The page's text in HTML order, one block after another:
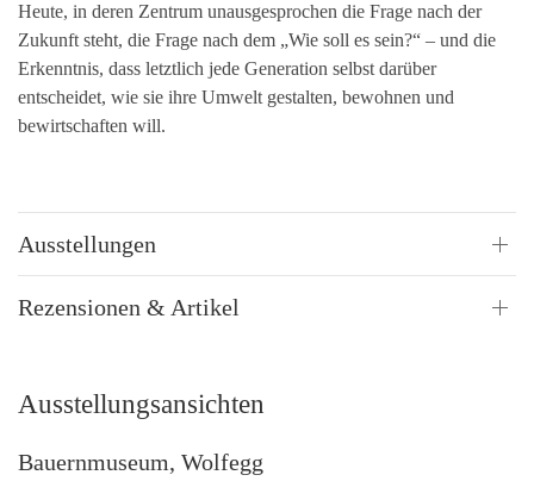
Heute, in deren Zentrum unausgesprochen die Frage nach der
Zukunft steht, die Frage nach dem „Wie soll es sein?“ – und die
Erkenntnis, dass letztlich jede Generation selbst darüber
entscheidet, wie sie ihre Umwelt gestalten, bewohnen und
bewirtschaften will.
Ausstellungen
Rezensionen & Artikel
Ausstellungsansichten
Bauernmuseum, Wolfegg